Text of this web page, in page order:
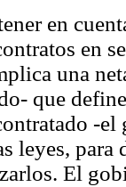
en
en
una
que
-el
leyes,
El